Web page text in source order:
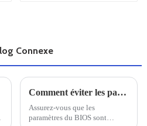
Connexe
Comment éviter les pannes informatiques
Assurez-vous que les
paramètres du BIOS sont